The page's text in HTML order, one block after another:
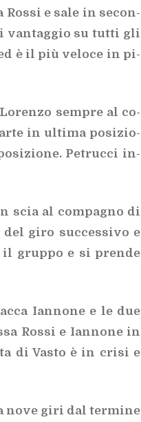
Ros­si e sale in se­con­
van­tag­gio su tut­ti gli
è il più ve­lo­ce in pi­
sem­pre al co­
in ul­ti­ma po­si­zio­
Pe­truc­ci in­
scia al com­pa­gno di
giro suc­ces­si­vo e
il grup­po e si pren­de
Ian­no­ne e le due
Ros­si e Ian­no­ne in
di Va­sto è in cri­si e
nove giri dal ter­mi­ne